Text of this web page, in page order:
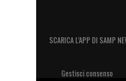
SCARICA L’APP DI SAMP
Gestisci consenso